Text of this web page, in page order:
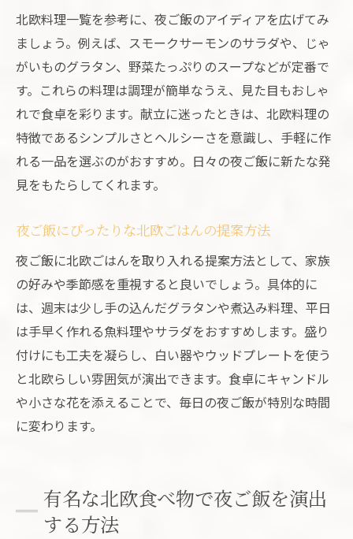
北欧料理一覧を参考に、夜ご飯のアイディアを広げてみ
ましょう。例えば、スモークサーモンのサラダや、じゃ
がいものグラタン、野菜たっぷりのスープなどが定番で
す。これらの料理は調理が簡単なうえ、見た目もおしゃ
れで食卓を彩ります。献立に迷ったときは、北欧料理の
特徴であるシンプルさとヘルシーさを意識し、手軽に作
れる一品を選ぶのがおすすめ。日々の夜ご飯に新たな発
見をもたらしてくれます。
夜ご飯にぴったりな北欧ごはんの提案方法
夜ご飯に北欧ごはんを取り入れる提案方法として、家族
の好みや季節感を重視すると良いでしょう。具体的に
は、週末は少し手の込んだグラタンや煮込み料理、平日
は手早く作れる魚料理やサラダをおすすめします。盛り
付けにも工夫を凝らし、白い器やウッドプレートを使う
と北欧らしい雰囲気が演出できます。食卓にキャンドル
や小さな花を添えることで、毎日の夜ご飯が特別な時間
に変わります。
有名な北欧食べ物で夜ご飯を演出
する方法